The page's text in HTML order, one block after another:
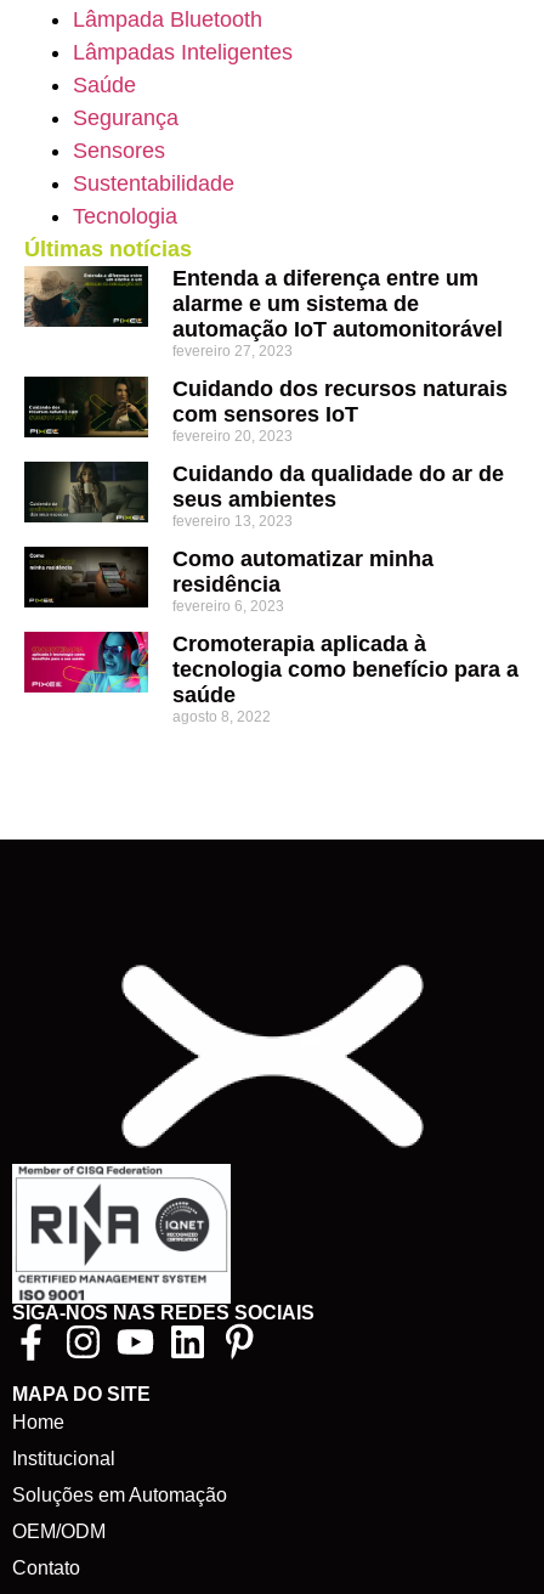
Lâmpada Bluetooth
Lâmpadas Inteligentes
Saúde
Segurança
Sensores
Sustentabilidade
Tecnologia
Últimas notícias
Entenda a diferença entre um
alarme e um sistema de
automação IoT automonitorável
fevereiro 27, 2023
Cuidando dos recursos naturais
com sensores IoT
fevereiro 20, 2023
Cuidando da qualidade do ar de
seus ambientes
fevereiro 13, 2023
Como automatizar minha
residência
fevereiro 6, 2023
Cromoterapia aplicada à
tecnologia como benefício para a
saúde
agosto 8, 2022
SIGA-NOS NAS REDES SOCIAIS
MAPA DO SITE
Home
Institucional
Soluções em Automação
OEM/ODM
Contato